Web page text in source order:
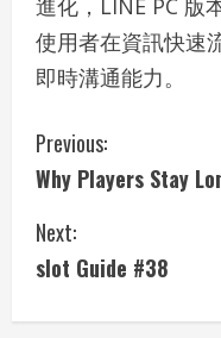
進化，LINE PC 版
使用者在資訊快速
即時溝通能力。
C
o
n
Previous:
Why Players Stay
Next:
slot Guide #38